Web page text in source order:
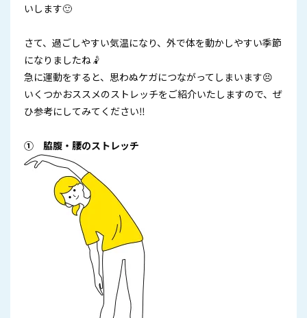
いします🙂
さて、過ごしやすい気温になり、外で体を動かしやすい季節
になりましたね🤾
急に運動をすると、思わぬケガにつながってしまいます😣
いくつかおススメのストレッチをご紹介いたしますので、ぜ
ひ参考にしてみてください‼
① 脇腹・腰のストレッチ